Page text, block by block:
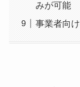
みが可能
事業者向